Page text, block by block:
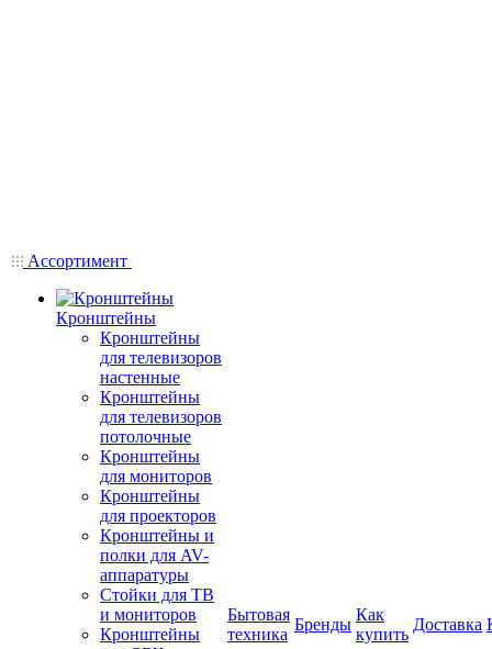
Ассортимент
Кронштейны
Кронштейны
для телевизоров
настенные
Кронштейны
для телевизоров
потолочные
Кронштейны
для мониторов
Кронштейны
для проекторов
Кронштейны и
полки для AV-
аппаратуры
Стойки для ТВ
и мониторов
Кронштейны
Бытовая
техника
Бренды
Как
купить
Доставка